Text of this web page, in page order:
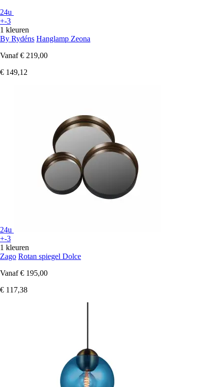
24u
+-3
1 kleuren
By Rydéns Hanglamp Zeona
Vanaf € 219,00
€ 149,12
24u
+-3
1 kleuren
Zago Rotan spiegel Dolce
Vanaf € 195,00
€ 117,38